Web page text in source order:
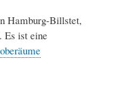
Hamburg-Billstet,
Es ist eine